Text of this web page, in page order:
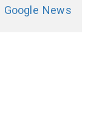
Google News